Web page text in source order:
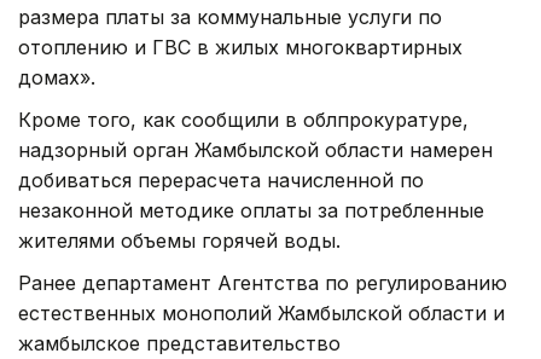
размера платы за коммунальные услуги по
отоплению и ГВС в жилых многоквартирных
домах».
Кроме того, как сообщили в облпрокуратуре,
надзорный орган Жамбылской области намерен
добиваться перерасчета начисленной по
незаконной методике оплаты за потребленные
жителями объемы горячей воды.
Ранее департамент Агентства по регулированию
естественных монополий Жамбылской области и
жамбылское представительство